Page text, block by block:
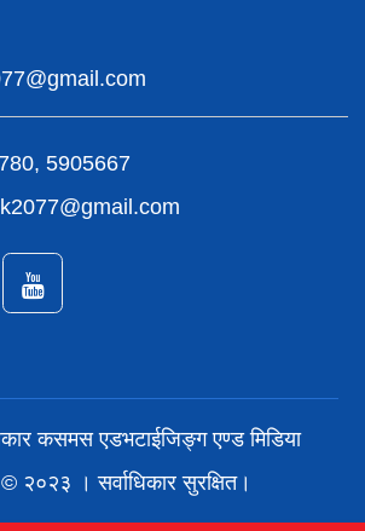
5905667
कसमस एडभटाईजिङ्ग एण्ड मिडिया
२०२३ । सर्वाधिकार सुरक्षित।